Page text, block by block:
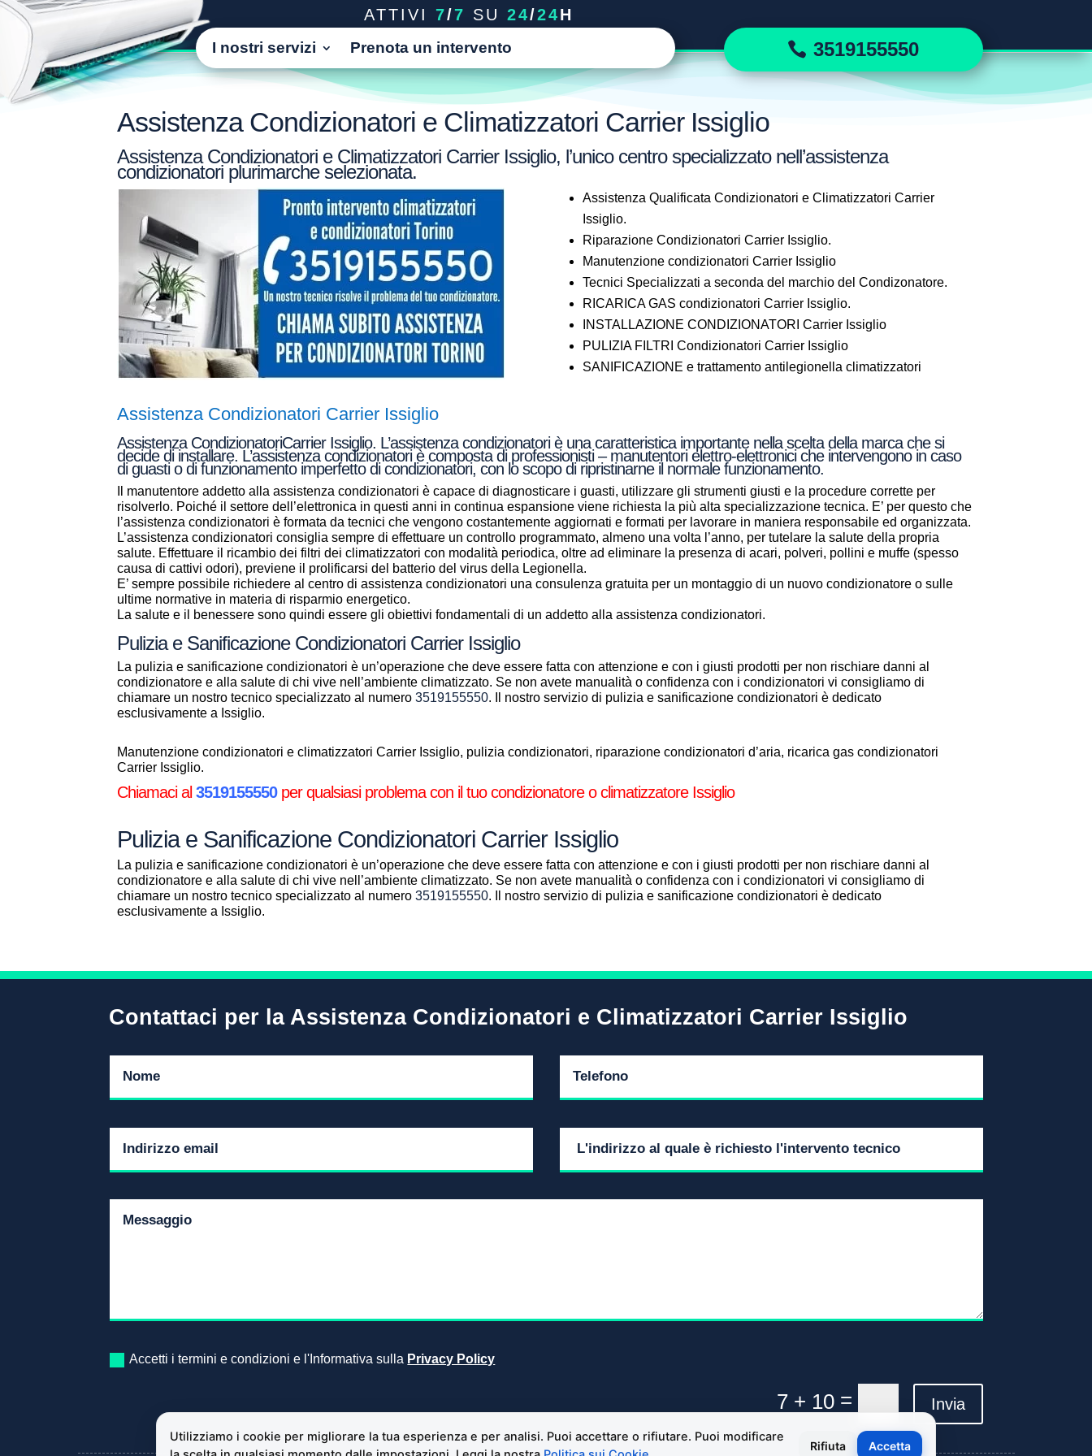
ATTIVI 7/7 SU 24/24H
I nostri servizi Prenota un intervento 3519155550
Assistenza Condizionatori e Climatizzatori Carrier Issiglio
Assistenza Condizionatori e Climatizzatori Carrier Issiglio, l’unico centro specializzato nell’assistenza
condizionatori plurimarche selezionata.
Assistenza Qualificata Condizionatori e Climatizzatori Carrier
Issiglio.
Riparazione Condizionatori Carrier Issiglio.
Manutenzione condizionatori Carrier Issiglio
Tecnici Specializzati a seconda del marchio del Condizonatore.
RICARICA GAS condizionatori Carrier Issiglio.
INSTALLAZIONE CONDIZIONATORI Carrier Issiglio
PULIZIA FILTRI Condizionatori Carrier Issiglio
SANIFICAZIONE e trattamento antilegionella climatizzatori
Assistenza Condizionatori Carrier Issiglio
Assistenza CondizionatoriCarrier Issiglio. L’assistenza condizionatori è una caratteristica importante nella scelta della marca che si
decide di installare. L’assistenza condizionatori è composta di professionisti – manutentori elettro-elettronici che intervengono in caso
di guasti o di funzionamento imperfetto di condizionatori, con lo scopo di ripristinarne il normale funzionamento.
Il manutentore addetto alla assistenza condizionatori è capace di diagnosticare i guasti, utilizzare gli strumenti giusti e la procedure corrette per
risolverlo. Poiché il settore dell’elettronica in questi anni in continua espansione viene richiesta la più alta specializzazione tecnica. E’ per questo che
l’assistenza condizionatori è formata da tecnici che vengono costantemente aggiornati e formati per lavorare in maniera responsabile ed organizzata.
L’assistenza condizionatori consiglia sempre di effettuare un controllo programmato, almeno una volta l’anno, per tutelare la salute della propria
salute. Effettuare il ricambio dei filtri dei climatizzatori con modalità periodica, oltre ad eliminare la presenza di acari, polveri, pollini e muffe (spesso
causa di cattivi odori), previene il prolificarsi del batterio del virus della Legionella.
E’ sempre possibile richiedere al centro di assistenza condizionatori una consulenza gratuita per un montaggio di un nuovo condizionatore o sulle
ultime normative in materia di risparmio energetico.
La salute e il benessere sono quindi essere gli obiettivi fondamentali di un addetto alla assistenza condizionatori.
Pulizia e Sanificazione Condizionatori Carrier Issiglio
La pulizia e sanificazione condizionatori è un’operazione che deve essere fatta con attenzione e con i giusti prodotti per non rischiare danni al
condizionatore e alla salute di chi vive nell’ambiente climatizzato. Se non avete manualità o confidenza con i condizionatori vi consigliamo di
chiamare un nostro tecnico specializzato al numero3519155550. Il nostro servizio di pulizia e sanificazione condizionatori è dedicato
esclusivamente a Issiglio.
Manutenzione condizionatori e climatizzatori Carrier Issiglio, pulizia condizionatori, riparazione condizionatori d’aria, ricarica gas condizionatori
Carrier Issiglio.
Chiamaci al3519155550per qualsiasi problema con il tuo condizionatore o climatizzatore Issiglio
Pulizia e Sanificazione Condizionatori Carrier Issiglio
La pulizia e sanificazione condizionatori è un’operazione che deve essere fatta con attenzione e con i giusti prodotti per non rischiare danni al
condizionatore e alla salute di chi vive nell’ambiente climatizzato. Se non avete manualità o confidenza con i condizionatori vi consigliamo di
chiamare un nostro tecnico specializzato al numero3519155550. Il nostro servizio di pulizia e sanificazione condizionatori è dedicato
esclusivamente a Issiglio.
Contattaci per la Assistenza Condizionatori e Climatizzatori Carrier Issiglio
Accetti i termini e condizioni e l'Informativa sulla Privacy Policy
7 + 10= Invia